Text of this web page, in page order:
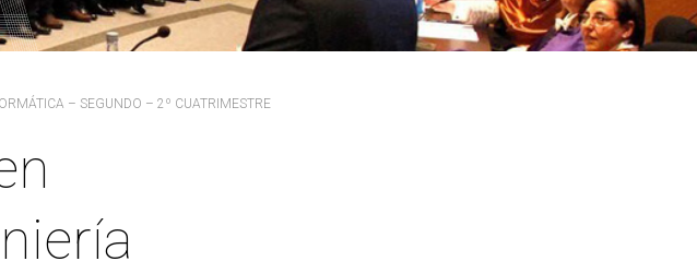
y Máster en
Informática
de Doctorado
títulos
Reconocimientos de calidad
– SEGUNDO – 2º CUATRIMESTRE